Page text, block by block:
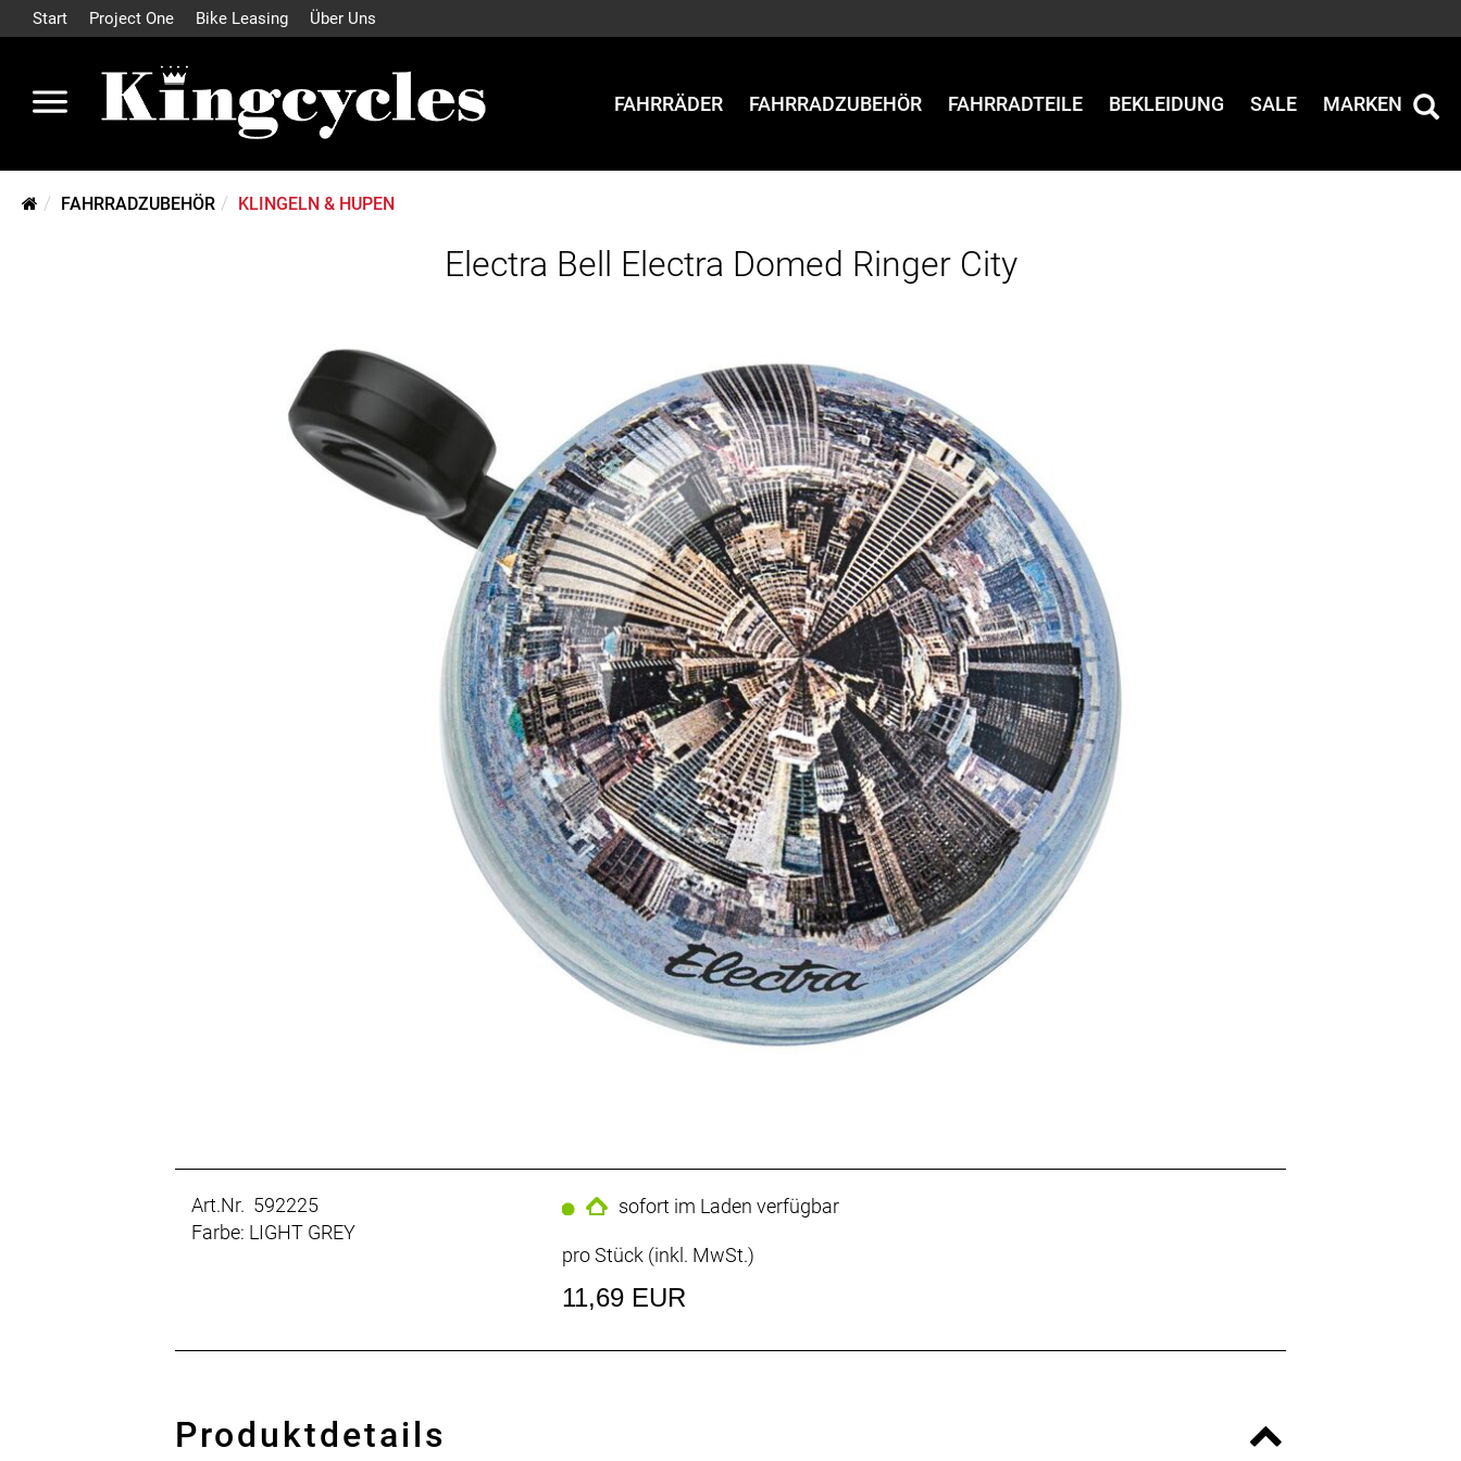
Start Project One Bike Leasing Über Uns
FAHRRÄDER FAHRRADZUBEHÖR FAHRRADTEILE BEKLEIDUNG SALE MARKEN
FAHRRADZUBEHÖR KLINGELN & HUPEN
Electra Bell Electra Domed Ringer City
Art.Nr. 592225
Farbe: LIGHT GREY
sofort im Laden verfügbar
pro Stück (inkl. MwSt.)
11,69 EUR
Produktdetails